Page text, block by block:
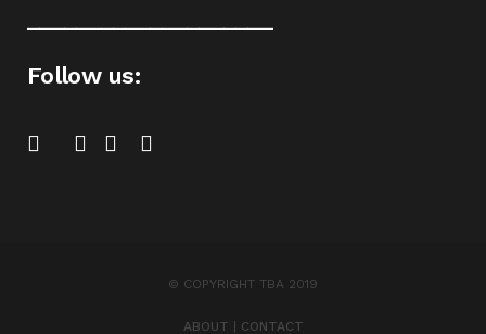
Follow us:
© COPYRIGHT TBA 2019
ABOUT CONTACT